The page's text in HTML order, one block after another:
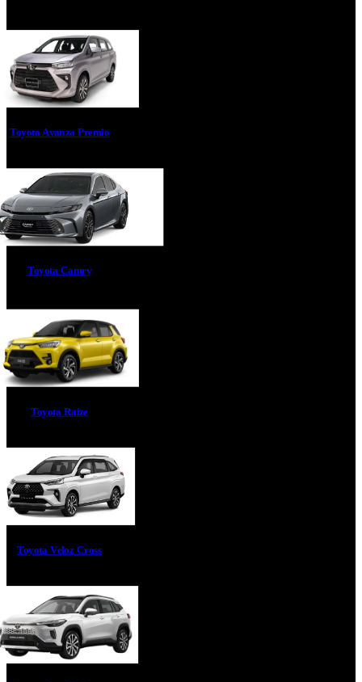
Toyota Avanza Premio
Toyota Camry
Toyota Raize
Toyota Veloz Cross